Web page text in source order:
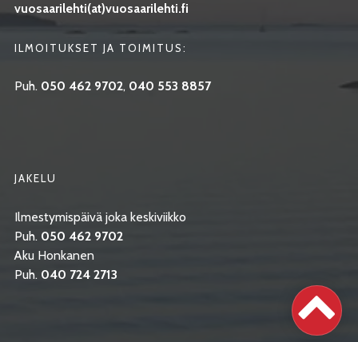
vuosaarilehti(at)vuosaarilehti.fi
ILMOITUKSET JA TOIMITUS:
Puh. 050 462 9702, 040 553 8857
JAKELU
Ilmestymispäivä joka keskiviikko
Puh. 050 462 9702
Aku Honkanen
Puh. 040 724 2713